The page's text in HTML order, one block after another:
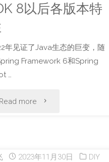
架
解
8以后各版本特
年见证了Java生态的巨变，随
Framework 6和Spring
…
Read more "JDK
2023年11月30日 DIY